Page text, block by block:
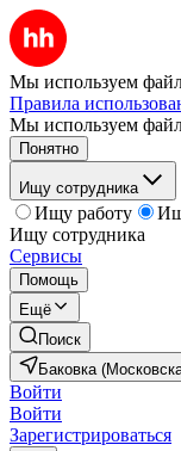
Мы используем
Правила
Мы используем
Понятно
Ищу сотрудника
Ищу работу
Ищу сотрудника
Сервисы
Помощь
Ещё
Поиск
Баковка
Войти
Войти
Зарегистрироваться